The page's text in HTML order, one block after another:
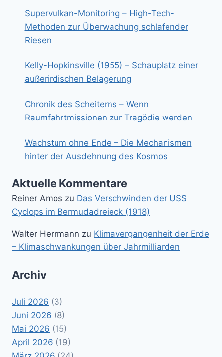
Supervulkan-Monitoring – High-Tech-
Methoden zur Überwachung schlafender
Riesen
Kelly-Hopkinsville (1955) – Schauplatz einer
außerirdischen Belagerung
Chronik des Scheiterns – Wenn
Raumfahrtmissionen zur Tragödie werden
Wachstum ohne Ende – Die Mechanismen
hinter der Ausdehnung des Kosmos
Aktuelle Kommentare
Reiner Amos zu Das Verschwinden der USS
Cyclops im Bermudadreieck (1918)
Walter Herrmann zu Klimavergangenheit der Erde
– Klimaschwankungen über Jahrmilliarden
Archiv
Juli 2026 (3)
Juni 2026 (8)
Mai 2026 (15)
April 2026 (19)